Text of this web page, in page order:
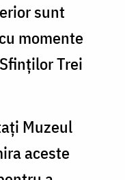
sunt
momente
Trei
Muzeul
aceste